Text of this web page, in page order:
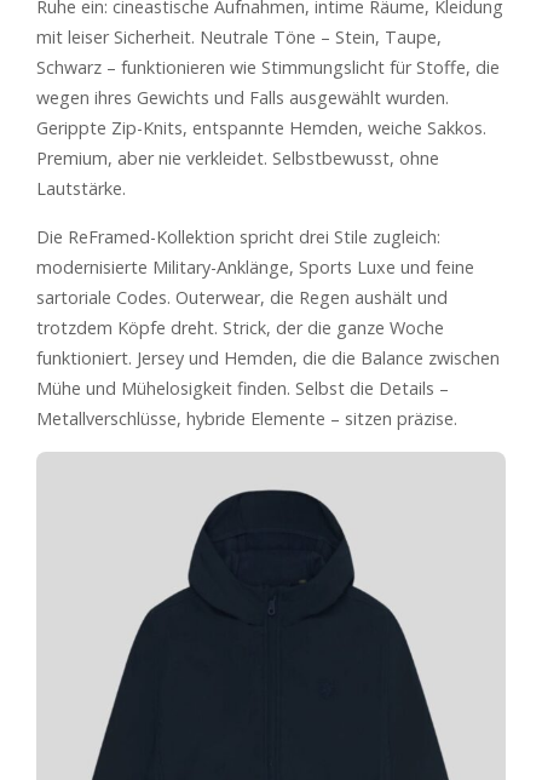
Ruhe ein: cineastische Aufnahmen, intime Räume, Kleidung
mit leiser Sicherheit. Neutrale Töne – Stein, Taupe,
Schwarz – funktionieren wie Stimmungslicht für Stoffe, die
wegen ihres Gewichts und Falls ausgewählt wurden.
Gerippte Zip-Knits, entspannte Hemden, weiche Sakkos.
Premium, aber nie verkleidet. Selbstbewusst, ohne
Lautstärke.
Die ReFramed-Kollektion spricht drei Stile zugleich:
modernisierte Military-Anklänge, Sports Luxe und feine
sartoriale Codes. Outerwear, die Regen aushält und
trotzdem Köpfe dreht. Strick, der die ganze Woche
funktioniert. Jersey und Hemden, die die Balance zwischen
Mühe und Mühelosigkeit finden. Selbst die Details –
Metallverschlüsse, hybride Elemente – sitzen präzise.